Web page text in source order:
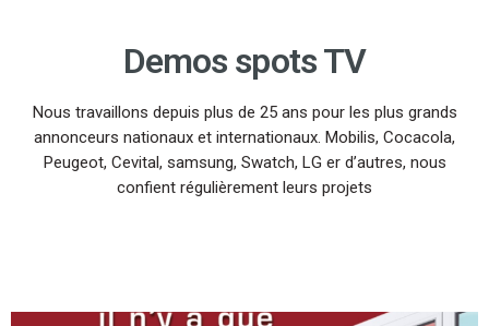
Demos spots TV
Nous travaillons depuis plus de 25 ans pour les plus grands
annonceurs nationaux et internationaux. Mobilis, Cocacola,
Peugeot, Cevital, samsung, Swatch, LG er d’autres, nous
confient régulièrement leurs projets